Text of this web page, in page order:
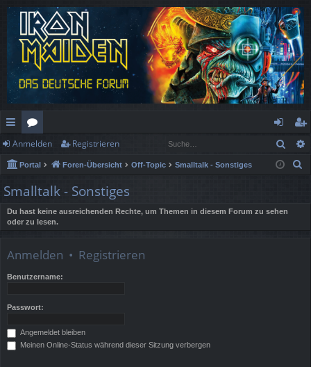
ch
ne
llz
ug
f
or
en
n
m
de
eg
ist
Anmelden Registrieren
Portal Foren-Übersicht Off-Topic Smalltalk - Sonstiges
Smalltalk - Sonstiges
Du hast keine ausreichenden Rechte, um Themen in diesem Forum zu sehen
oder zu lesen.
Anmelden • Registrieren
Benutzername:
Passwort:
Angemeldet bleiben
Meinen Online-Status während dieser Sitzung verbergen